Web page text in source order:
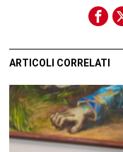
ARTICOLI CORRELATI